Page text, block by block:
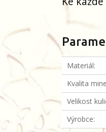
Materiál
Kvalita
Velikost
Výrobce